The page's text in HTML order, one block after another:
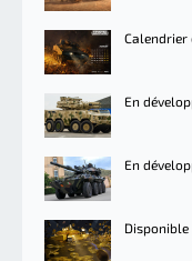
Calendrier
En
En